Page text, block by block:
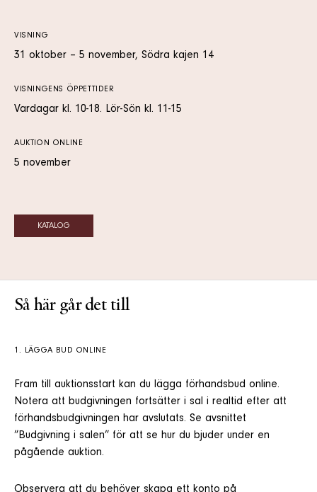
VISNING
31 oktober – 5 november, Södra kajen 14
VISNINGENS ÖPPETTIDER
Vardagar kl. 10-18. Lör-Sön kl. 11-15
AUKTION ONLINE
5 november
KATALOG
Så här går det till
1. LÄGGA BUD ONLINE
Fram till auktionsstart kan du lägga förhandsbud online.
Notera att budgivningen fortsätter i sal i realtid efter att
förhandsbudgivningen har avslutats. Se avsnittet
”Budgivning i salen” för att se hur du bjuder under en
pågående auktion.